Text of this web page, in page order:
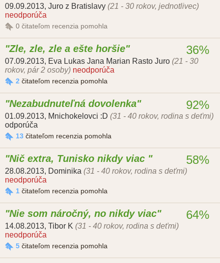
09.09.2013, Juro z Bratislavy (21 - 30 rokov, jednotlivec)
neodporúča
0 čitateľom recenzia pomohla
Zle, zle, zle a ešte horšie
07.09.2013, Eva Lukas Jana Marian Rasto Juro (21 - 30
rokov, pár 2 osoby) neodporúča
2 čitateľom recenzia pomohla
36%
Nezabudnuteľná dovolenka
01.09.2013, Mnichokelovci :D (31 - 40 rokov, rodina s deťmi)
odporúča
13 čitateľom recenzia pomohla
92%
Nič extra, Tunisko nikdy viac
28.08.2013, Dominika (31 - 40 rokov, rodina s deťmi)
neodporúča
1 čitateľom recenzia pomohla
58%
Nie som náročný, no nikdy viac
14.08.2013, Tibor K (31 - 40 rokov, rodina s deťmi)
neodporúča
5 čitateľom recenzia pomohla
64%